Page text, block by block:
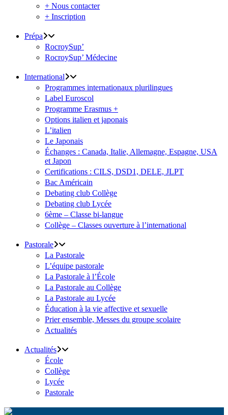
+ Nous contacter
+ Inscription
Prépa
RocroySup’
RocroySup’ Médecine
International
Programmes internationaux plurilingues
Label Euroscol
Programme Erasmus +
Options italien et japonais
L’italien
Le Japonais
Échanges : Canada, Italie, Allemagne, Espagne, USA
et Japon
Certifications : CILS, DSD1, DELE, JLPT
Bac Américain
Debating club Collège
Debating club Lycée
6ème – Classe bi-langue
Collège – Classes ouverture à l’international
Pastorale
La Pastorale
L’équipe pastorale
La Pastorale à l’École
La Pastorale au Collège
La Pastorale au Lycée
Éducation à la vie affective et sexuelle
Prier ensemble, Messes du groupe scolaire
Actualités
Actualités
École
Collège
Lycée
Pastorale